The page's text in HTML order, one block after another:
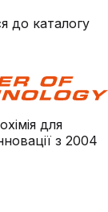
до каталогу
для
з 2004